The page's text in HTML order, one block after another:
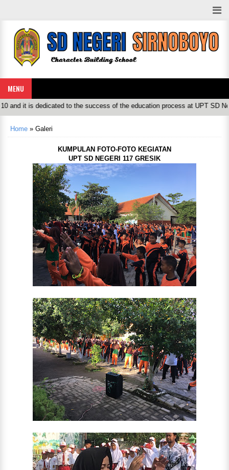
MENU
of the education process at UPT SD Negeri 117 Gresik Ex SDN
Home » Galeri
KUMPULAN FOTO-FOTO KEGIATAN
UPT SD NEGERI 117 GRESIK